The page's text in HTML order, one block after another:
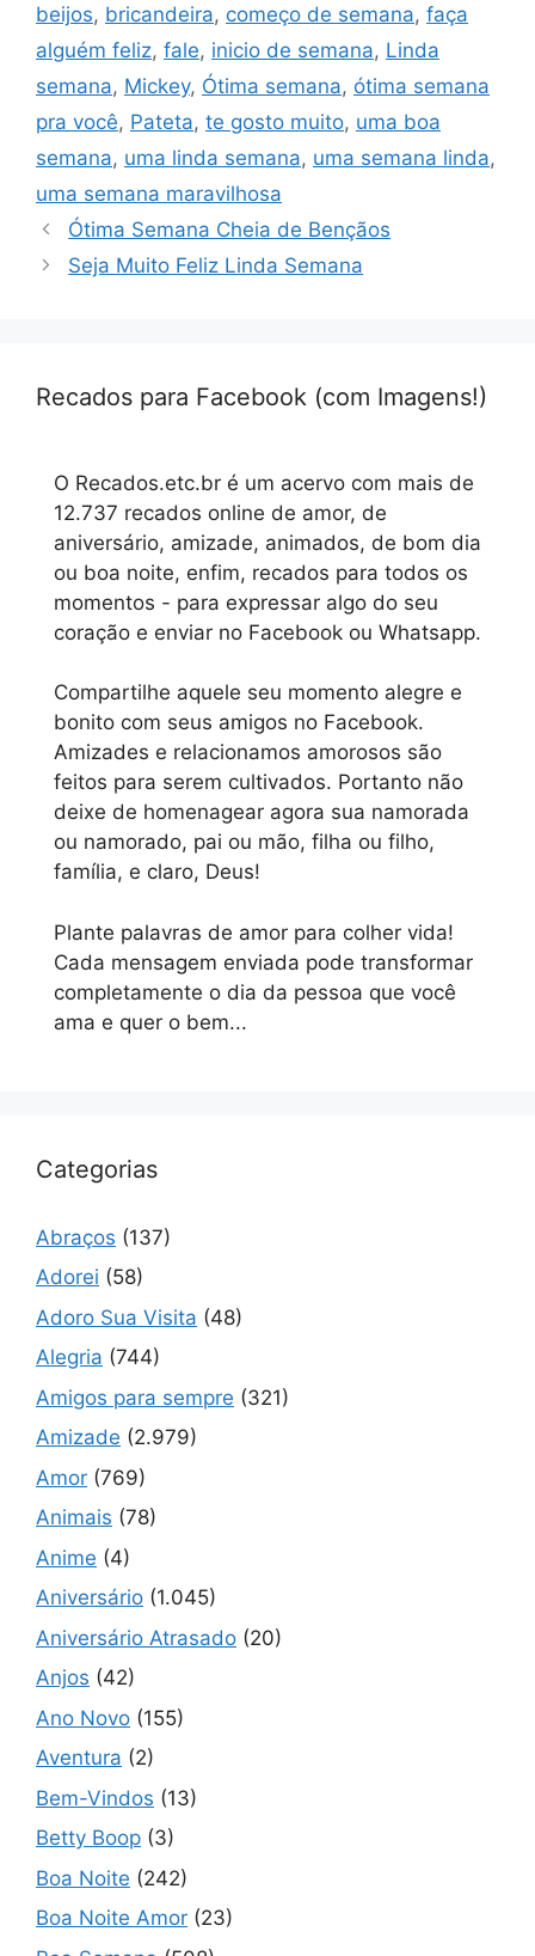
beijos, bricandeira, começo de semana, faça
alguém feliz, fale, inicio de semana, Linda
semana, Mickey, Ótima semana, ótima semana
pra você, Pateta, te gosto muito, uma boa
semana, uma linda semana, uma semana linda,
uma semana maravilhosa
Ótima Semana Cheia de Bençãos
Seja Muito Feliz Linda Semana
Recados para Facebook (com Imagens!)
O Recados.etc.br é um acervo com mais de
12.737 recados online de amor, de
aniversário, amizade, animados, de bom dia
ou boa noite, enfim, recados para todos os
momentos - para expressar algo do seu
coração e enviar no Facebook ou Whatsapp.
Compartilhe aquele seu momento alegre e
bonito com seus amigos no Facebook.
Amizades e relacionamos amorosos são
feitos para serem cultivados. Portanto não
deixe de homenagear agora sua namorada
ou namorado, pai ou mão, filha ou filho,
família, e claro, Deus!
Plante palavras de amor para colher vida!
Cada mensagem enviada pode transformar
completamente o dia da pessoa que você
ama e quer o bem...
Categorias
Abraços (137)
Adorei (58)
Adoro Sua Visita (48)
Alegria (744)
Amigos para sempre (321)
Amizade (2.979)
Amor (769)
Animais (78)
Anime (4)
Aniversário (1.045)
Aniversário Atrasado (20)
Anjos (42)
Ano Novo (155)
Aventura (2)
Bem-Vindos (13)
Betty Boop (3)
Boa Noite (242)
Boa Noite Amor (23)